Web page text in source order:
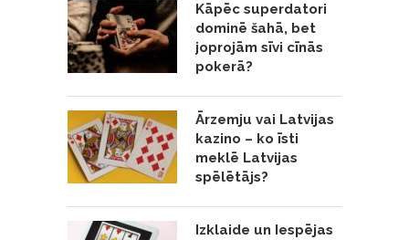
Kāpēc superdatori
dominē šahā, bet
joprojām sīvi cīnās
pokerā?
Ārzemju vai Latvijas
kazino – ko īsti
meklē Latvijas
spēlētājs?
Izklaide un Iespējas